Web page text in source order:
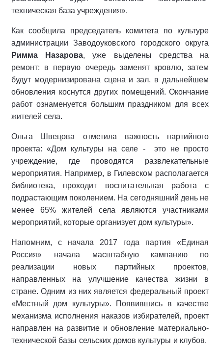
техническая база учреждения».
Как сообщила председатель комитета по культуре
администрации Заводоуковского городского округа
Римма Назарова, уже выделены средства на
ремонт: в первую очередь заменят кровлю, затем
будут модернизирована сцена и зал, в дальнейшем
обновления коснутся других помещений. Окончание
работ ознаменуется большим праздником для всех
жителей села.
Ольга Швецова отметила важность партийного
проекта: «Дом культуры на селе - это не просто
учреждение, где проводятся развлекательные
мероприятия. Например, в Гилевском располагается
библиотека, проходит воспитательная работа с
подрастающим поколением. На сегодняшний день не
менее 65% жителей села являются участниками
мероприятий, которые организует дом культуры».
Напомним, с начала 2017 года партия «Единая
Россия» начала масштабную кампанию по
реализации новых партийных проектов,
направленных на улучшение качества жизни в
стране. Одним из них является федеральный проект
«Местный дом культуры». Появившись в качестве
механизма исполнения наказов избирателей, проект
направлен на развитие и обновление материально-
технической базы сельских домов культуры и клубов.